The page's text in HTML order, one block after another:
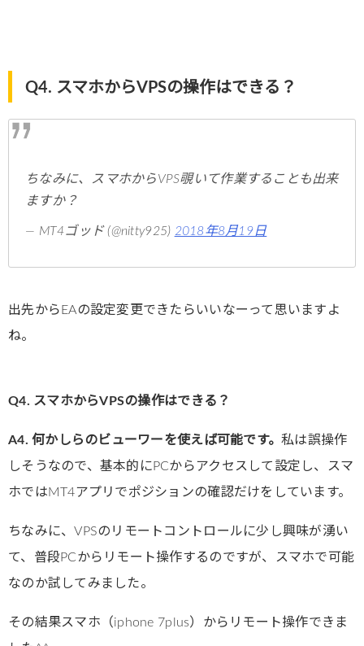
Q4. スマホからVPSの操作はできる？
ちなみに、スマホからVPS覗いて作業することも出来
ますか？
— MT4ゴッド (@nitty925) 2018年8月19日
出先からEAの設定変更できたらいいなーって思いますよ
ね。
Q4. スマホからVPSの操作はできる？
A4. 何かしらのビューワーを使えば可能です。私は誤操作
しそうなので、基本的にPCからアクセスして設定し、スマ
ホではMT4アプリでポジションの確認だけをしています。
ちなみに、VPSのリモートコントロールに少し興味が湧い
て、普段PCからリモート操作するのですが、スマホで可能
なのか試してみました。
その結果スマホ（iphone 7plus）からリモート操作できま